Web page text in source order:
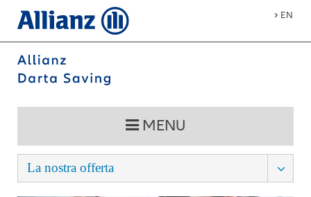
› EN
MENU
La nostra offerta